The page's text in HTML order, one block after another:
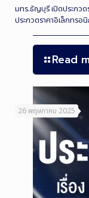
มทร.ธัญบุรี เปิดประกว
ประกวดราคาอิเล็กทร
Read
26 พฤษภาคม 2025